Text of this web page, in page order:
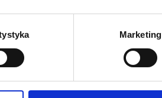
Marketing